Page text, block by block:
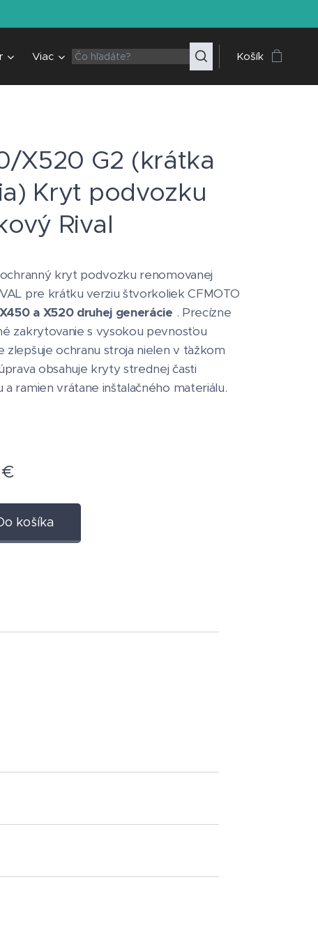
Viac Košík
X520 G2 (krátka
Kryt podvozku
Rival
kryt podvozku renomovanej
pre krátku verziu štvorkoliek CFMOTO
X450 a X520 druhej generácie . Precízne
zakrytovanie s vysokou pevnosťou
zlepšuje ochranu stroja nielen v ťažkom
obsahuje kryty strednej časti
a ramien vrátane inštalačného materiálu.
€
košíka